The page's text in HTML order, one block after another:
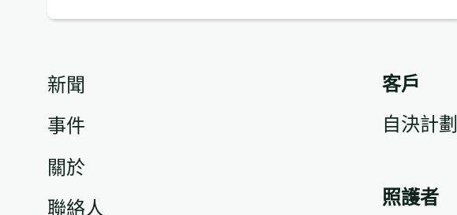
填)
新聞
事件
關於
聯絡人
客戶
自決計劃
照護者